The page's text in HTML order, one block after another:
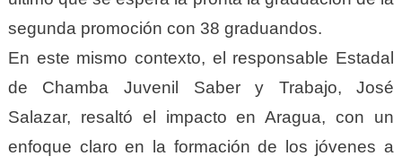
segunda promoción con 38 graduandos.
En este mismo contexto, el responsable Estadal
de Chamba Juvenil Saber y Trabajo, José
Salazar, resaltó el impacto en Aragua, con un
enfoque claro en la formación de los jóvenes a